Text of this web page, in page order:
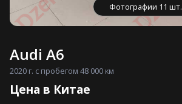
Фотографии 11 шт.
Audi A6
2020 г. с пробегом 48 000 км
Цена в Китае